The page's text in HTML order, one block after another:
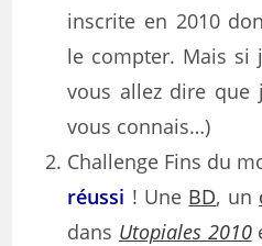
inscrite en 2010
le compter. Mais si
vous allez dire
vous connais…)
Challenge Fins du
réussi ! Une BD, un
dans Utopiales 2010